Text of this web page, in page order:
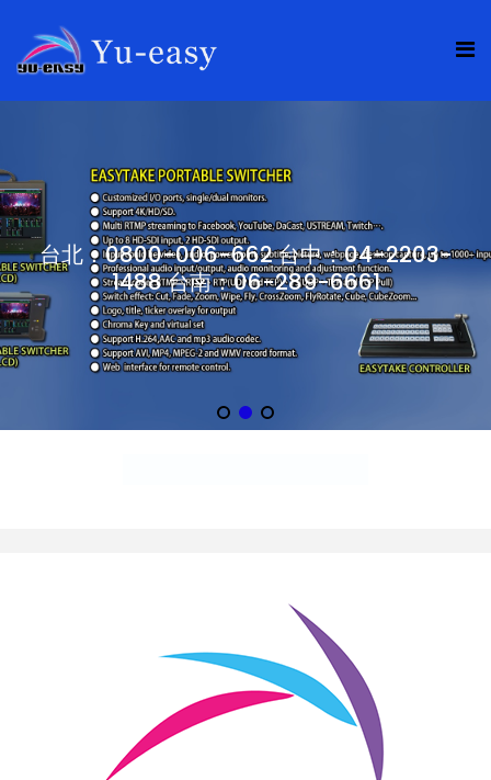
台北：0800-006-662 台中：04-2203-
1488 台南：06-289-6661